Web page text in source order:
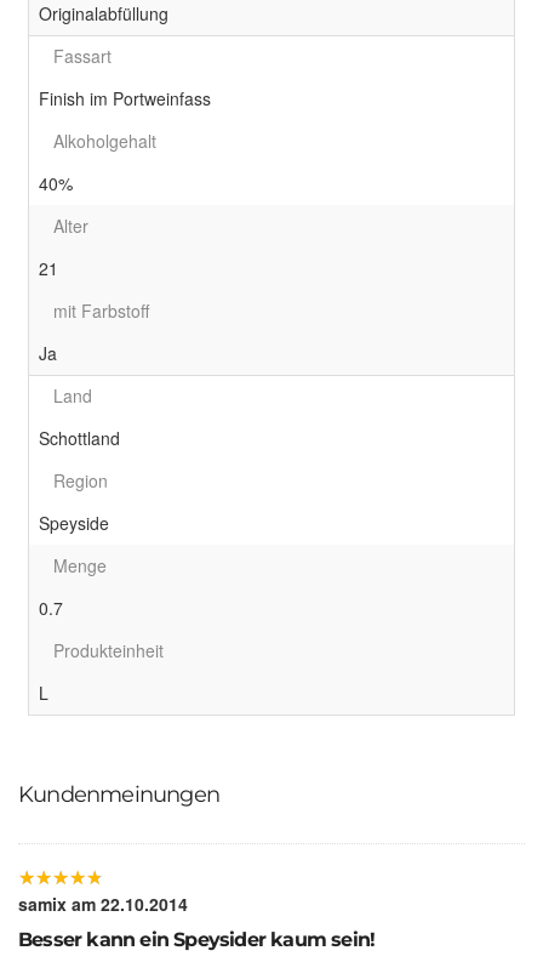
Originalabfüllung
Fassart
Finish im Portweinfass
Alkoholgehalt
40%
Alter
21
mit Farbstoff
Ja
Land
Schottland
Region
Speyside
Menge
0.7
Produkteinheit
L
Kundenmeinungen
★★★★★
★★★★★
samix am 22.10.2014
Besser kann ein Speysider kaum sein!